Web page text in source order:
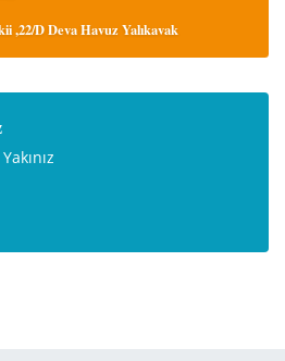
,22/D Deva Havuz Yalıkavak